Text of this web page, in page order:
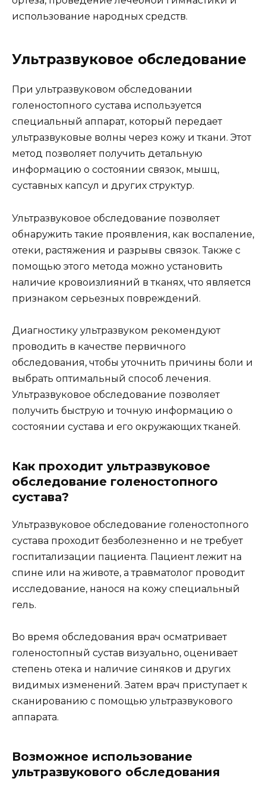
использование народных средств.
Ультразвуковое обследование
При ультразвуковом обследовании
голеностопного сустава используется
специальный аппарат, который передает
ультразвуковые волны через кожу и ткани. Этот
метод позволяет получить детальную
информацию о состоянии связок, мышц,
суставных капсул и других структур.
Ультразвуковое обследование позволяет
обнаружить такие проявления, как воспаление,
отеки, растяжения и разрывы связок. Также с
помощью этого метода можно установить
наличие кровоизлияний в тканях, что является
признаком серьезных повреждений.
Диагностику ультразвуком рекомендуют
проводить в качестве первичного
обследования, чтобы уточнить причины боли и
выбрать оптимальный способ лечения.
Ультразвуковое обследование позволяет
получить быструю и точную информацию о
состоянии сустава и его окружающих тканей.
Как проходит ультразвуковое
обследование голеностопного
сустава?
Ультразвуковое обследование голеностопного
сустава проходит безболезненно и не требует
госпитализации пациента. Пациент лежит на
спине или на животе, а травматолог проводит
исследование, нанося на кожу специальный
гель.
Во время обследования врач осматривает
голеностопный сустав визуально, оценивает
степень отека и наличие синяков и других
видимых изменений. Затем врач приступает к
сканированию с помощью ультразвукового
аппарата.
Возможное использование
ультразвукового обследования